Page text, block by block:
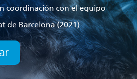
coordinación con el equipo
de Barcelona (2021)